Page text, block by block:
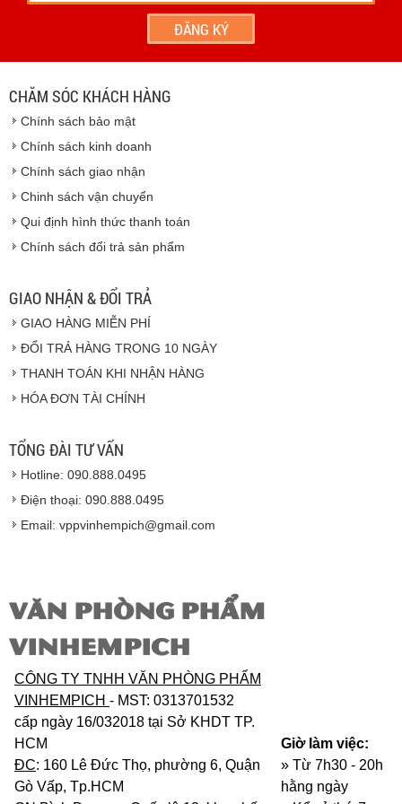
- Hoặc chúng tôi sẽcử nhân viên giao hàng
địa chỉ khách hàng cung cấp.
Vinhempich
CAM KẾT CHẤT LƯỢNG
Hàng hóa được giao cho quý khách là hàng mới
100% nguyên đai nguyên kiện.
Vinhempich
độ bảo hành sản phẩm đối với nhà sản xuất hoặc
nhà nhập khẩu nếu sản phẩm bị lỗi hoặc hỏng hóc
CHĂM SÓC KHÁCH HÀNG
Chính sách bảo mật
Chính sách kinh doanh
Chính sách giao nhận
Chinh sách vận chuyển
Qui định hình thức thanh toán
Chính sách đổi trả sản phẩm
GIAO NHẬN & ĐỔI TRẢ
GIAO HÀNG MIỄN PHÍ
ĐỔI TRẢ HÀNG TRONG 10 NGÀY
THANH TOÁN KHI NHẬN HÀNG
HÓA ĐƠN TÀI CHÍNH
TỔNG ĐÀI TƯ VẤN
Hotline: 090.888.0495
Điện thoại: 090.888.0495
Email: vppvinhempich@gmail.com
VĂN PHÒNG PHẨM
VINHEMPICH
CÔNG TY TNHH VĂN PHÒNG PHẨM
VINHEMPICH - MST: 0313701532
cấp ngày 16/032018 tại Sở KHDT TP.
HCM
ĐC: 160 Lê Đức Thọ, phường 6, Quận
Gò Vấp, Tp.HCM
Giờ làm việc:
» Từ 7h30 - 20h
hằng ngày